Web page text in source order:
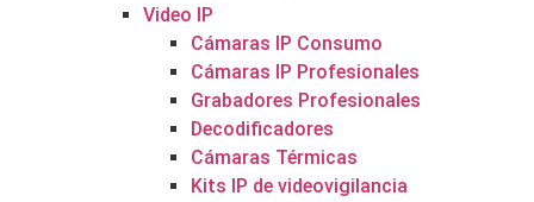
Video IP
Cámaras IP Consumo
Cámaras IP Profesionales
Grabadores Profesionales
Decodificadores
Cámaras Térmicas
Kits IP de videovigilancia